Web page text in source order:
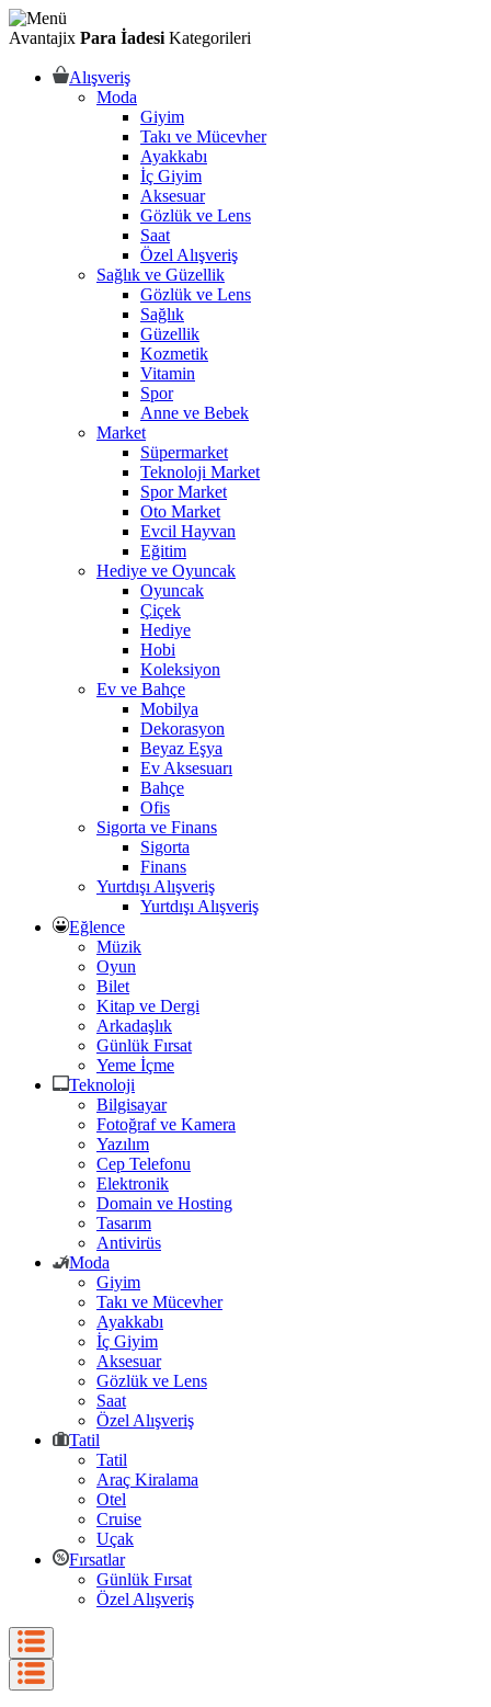
Avantajix Para İadesi Kategorileri
Alışveriş
Moda
Giyim
Takı ve Mücevher
Ayakkabı
İç Giyim
Aksesuar
Gözlük ve Lens
Saat
Özel Alışveriş
Sağlık ve Güzellik
Gözlük ve Lens
Sağlık
Güzellik
Kozmetik
Vitamin
Spor
Anne ve Bebek
Market
Süpermarket
Teknoloji Market
Spor Market
Oto Market
Evcil Hayvan
Eğitim
Hediye ve Oyuncak
Oyuncak
Çiçek
Hediye
Hobi
Koleksiyon
Ev ve Bahçe
Mobilya
Dekorasyon
Beyaz Eşya
Ev Aksesuarı
Bahçe
Ofis
Sigorta ve Finans
Sigorta
Finans
Yurtdışı Alışveriş
Yurtdışı Alışveriş
Eğlence
Müzik
Oyun
Bilet
Kitap ve Dergi
Arkadaşlık
Günlük Fırsat
Yeme İçme
Teknoloji
Bilgisayar
Fotoğraf ve Kamera
Yazılım
Cep Telefonu
Elektronik
Domain ve Hosting
Tasarım
Antivirüs
Moda
Giyim
Takı ve Mücevher
Ayakkabı
İç Giyim
Aksesuar
Gözlük ve Lens
Saat
Özel Alışveriş
Tatil
Tatil
Araç Kiralama
Otel
Cruise
Uçak
Fırsatlar
Günlük Fırsat
Özel Alışveriş